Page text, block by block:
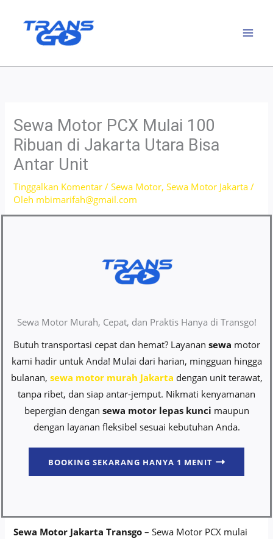
Sewa Motor PCX Mulai 100
Ribuan di Jakarta Utara Bisa
Antar Unit
Tinggalkan Komentar /Sewa Motor,Sewa Motor Jakarta /
Oleh mbimarifah@gmail.com
Sewa Motor Murah, Cepat, dan Praktis Hanya di Transgo!
Butuh transportasi cepat dan hemat? Layanan sewa motor
kami hadir untuk Anda! Mulai dari harian, mingguan hingga
bulanan, sewa motor murah Jakarta dengan unit terawat,
tanpa ribet, dan siap antar-jemput. Nikmati kenyamanan
bepergian dengan sewa motor lepas kunci maupun
dengan layanan fleksibel sesuai kebutuhan Anda.
BOOKING SEKARANG HANYA 1 MENIT
Sewa Motor Jakarta Transgo – Sewa Motor PCX mulai